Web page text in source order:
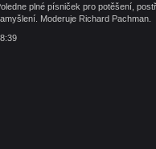
plné písniček pro potěšení,
Moderuje Richard Pachman.